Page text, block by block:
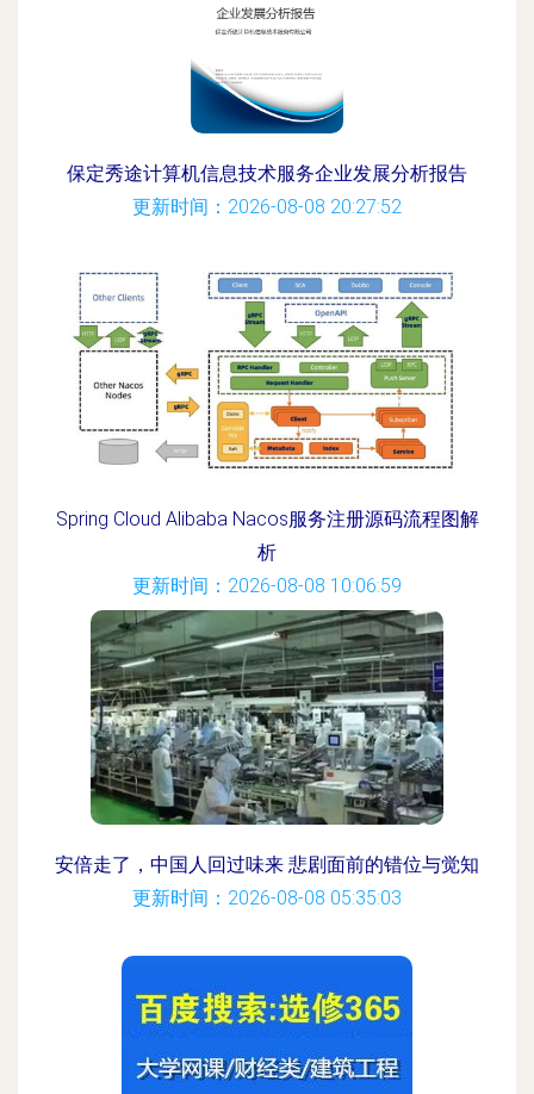
保定秀途计算机信息技术服务企业发展分析报告
更新时间：2026-08-08 20:27:52
Spring Cloud Alibaba Nacos服务注册源码流程图解
析
更新时间：2026-08-08 10:06:59
安倍走了，中国人回过味来 悲剧面前的错位与觉知
更新时间：2026-08-08 05:35:03